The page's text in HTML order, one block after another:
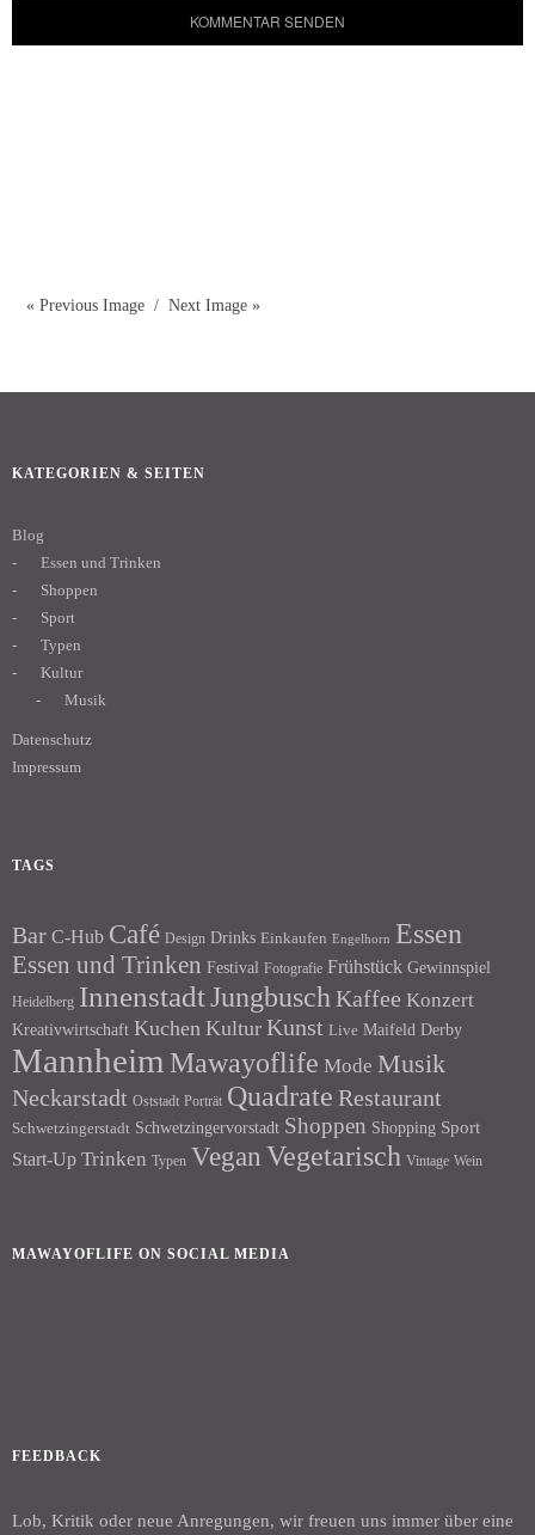
« Previous Image Next Image »
KATEGORIEN & SEITEN
Blog
Essen und Trinken
Shoppen
Sport
Typen
Kultur
Musik
Datenschutz
Impressum
TAGS
Bar C-Hub Café Design Drinks Einkaufen Engelhorn Essen
Essen und Trinken Festival Fotografie Frühstück Gewinnspiel
Heidelberg InnenstadtJungbusch Kaffee Konzert
Kreativwirtschaft Kuchen Kultur Kunst Live Maifeld Derby
Mannheim Mawayoflife Mode Musik
Neckarstadt Oststadt Porträt Quadrate Restaurant
Schwetzingerstadt Schwetzingervorstadt Shoppen Shopping Sport
Start-Up Trinken Typen Vegan Vegetarisch Vintage Wein
MAWAYOFLIFE ON SOCIAL MEDIA
FEEDBACK
Lob, Kritik oder neue Anregungen, wir freuen uns immer über eine